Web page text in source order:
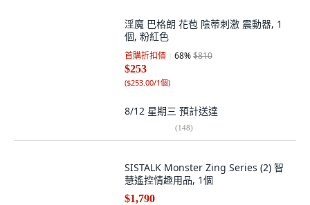
淫魔 巴格朗 花苞 陰蒂刺激 震動器, 1
個, 粉紅色
首購折扣價 68%$810
$253
($253.00/1個)
8/12 星期三 預計送達
(148)
SISTALK Monster Zing Series (2) 智
慧遙控情趣用品, 1個
$1,790